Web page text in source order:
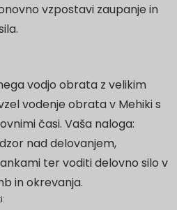
vzpostavi zaupanje in
vodjo obrata z velikim
vodenje obrata v Mehiki s
časi. Vaša naloga:
nad delovanjem,
ter voditi delovno silo v
in okrevanja.